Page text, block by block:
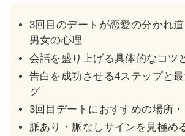
3回目のデートが恋愛の分かれ
男女の心理
会話を盛り上げる具体的なコツ
告白を成功させる4ステップと
グ
3回目デートにおすすめの場所
脈あり・脈なしサインを見極め